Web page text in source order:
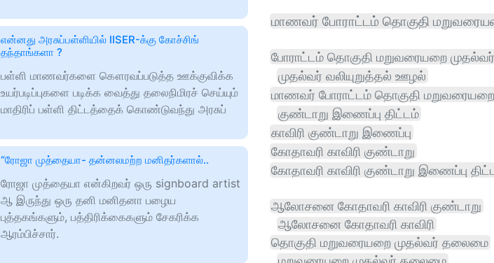
என்னது அரசுப்பள்ளியில் IISER-க்கு கோச்சிங்
தந்தாங்களா ?
பள்ளி மாணவர்களை கௌரவப்படுத்த ஊக்குவிக்க
உயர்படிப்புகளை படிக்க வைத்து தலைநிமிரச் செய்யும்
மாதிரிப் பள்ளி திட்டத்தைக் கொண்டுவந்து அரசுப்
“ரோஜா முத்தையா- தன்னலமற்ற மனிதர்களால்..
ரோஜா முத்தையா என்கிறவர் ஒரு signboard artist
ஆ இருந்து ஒரு தனி மனிதனா பழைய
புத்தகங்களும், பத்திரிக்கைகளும் சேகரிக்க
ஆரம்பிச்சார்.
மாணவர் போராட்டம் தொகுதி
போராட்டம் தொகுதி மறுவரையறை
முதல்வர் வலியுறுத்தல் ஊழல்
மாணவர் போராட்டம் தொகுதி மறுவரையறை
குண்டாறு இணைப்பு திட்டம்
காவிரி குண்டாறு இணைப்பு
கோதாவரி காவிரி குண்டாறு
கோதாவரி காவிரி குண்டாறு இணைப்பு
ஆலோசனை கோதாவரி காவிரி குண்டாறு
ஆலோசனை கோதாவரி காவிரி
தொகுதி மறுவரையறை முதல்வர் தலைமை